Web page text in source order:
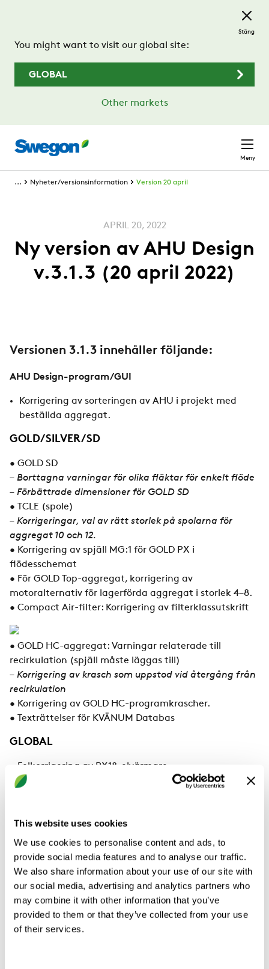
This website uses cookies
We use cookies to personalise content and ads, to
provide social media features and to analyse our traffic.
We also share information about your use of our site with
our social media, advertising and analytics partners who
may combine it with other information that you’ve
provided to them or that they’ve collected from your use
of their services.
You might want to visit our global site:
GLOBAL
Other markets
Stäng
Meny
... Nyheter/versionsinformation Version 20 april
APRIL 20, 2022
Ny version av AHU Design
v.3.1.3 (20 april 2022)
Versionen 3.1.3 innehåller följande:
AHU Design-program/GUI
Korrigering av sorteringen av AHU i projekt med
beställda aggregat.
GOLD/SILVER/SD
• GOLD SD
– Borttagna varningar för olika fläktar för enkelt flöde
– Förbättrade dimensioner för GOLD SD
• TCLE (spole)
– Korrigeringar, val av rätt storlek på spolarna för
aggregat 10 och 12.
• Korrigering av spjäll MG:1 för GOLD PX i
flödesschemat
• För GOLD Top-aggregat, korrigering av
motoralternativ för lagerförda aggregat i storlek 4–8.
• Compact Air-filter: Korrigering av filterklassutskrift
• GOLD HC-aggregat: Varningar relaterade till
recirkulation (spjäll måste läggas till)
– Korrigering av krasch som uppstod vid återgång från
recirkulation
• Korrigering av GOLD HC-programkrascher.
• Texträttelser för KVÄNUM Databas
GLOBAL
• Felkorrigering av PX18-elvärmare
• Reläer kommer att läggas till utifrån valda
• Korrigering av CA-kit för Global PX & LP
• Kit EBA Control – möjlighet att lägga till anslutning,
extern spole definieras. Ändringar införda i
komponentlista och kopplingsschema
• Korrigering av T2TB2 i den tekniska utskriften
• Korrigerade breddmått för LP06
• Ändrad hållfasthetsklass för höljen: D1(M) för LP,
D2(M) för RX, RX TOP, PX, PX TOP